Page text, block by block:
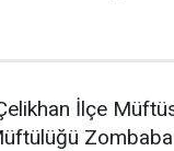
İlçe